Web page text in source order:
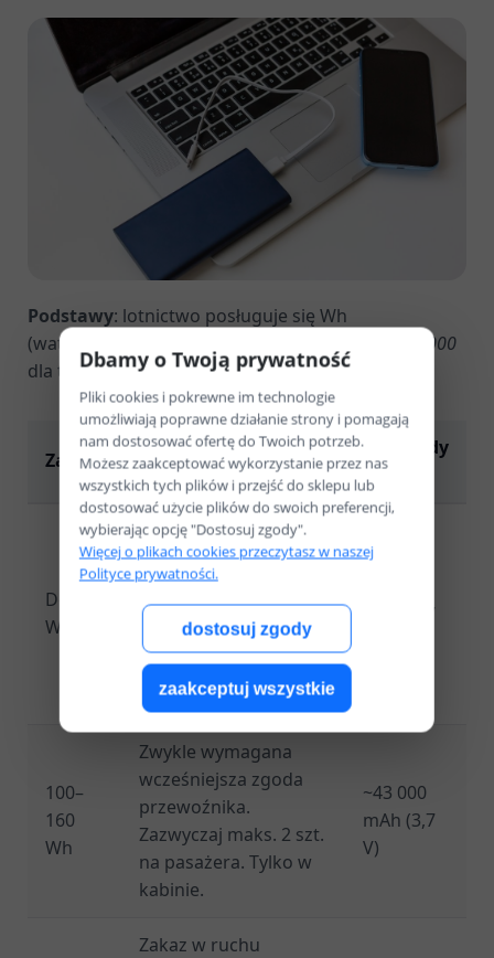
Podstawy: lotnictwo posługuje się Wh
(watogodziny). Przelicznik:
Wh = (mAh × 3,7 V) / 1000
dla typowej chemii Li-ion.
Zakres
Co to oznacza w
praktyce
Przykłady
mAh*
Do 100
Wh
Dozwolone w kabinie
bez zgody linii
(urządzenia i
powerbanki).
Zapasowe ogniwa
wyłącznie w
podręcznym.
100–
160
Wh
Zwykle wymagana
wcześniejsza zgoda
przewoźnika.
Zazwyczaj maks. 2 szt.
na pasażera. Tylko w
kabinie.
~43 000
mAh (3,7
V)
Zakaz w ruchu
Dbamy o Twoją prywatność
Pliki cookies i pokrewne im technologie
umożliwiają poprawne działanie strony i pomagają
nam dostosować ofertę do Twoich potrzeb.
Możesz zaakceptować wykorzystanie przez nas
wszystkich tych plików i przejść do sklepu lub
dostosować użycie plików do swoich preferencji,
wybierając opcję "Dostosuj zgody".
Więcej o plikach cookies przeczytasz w naszej
Polityce prywatności.
dostosuj zgody
zaakceptuj wszystkie